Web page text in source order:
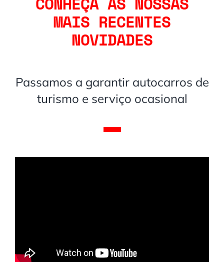
MAIS RECENTES
NOVIDADES
Passamos a garantir autocarros de
turismo e serviço ocasional